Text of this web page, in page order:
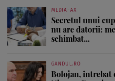
MEDIAFAX
Secretul unui
nu are datorii:
schimbat...
GANDUL.RO
Bolojan, întrebat